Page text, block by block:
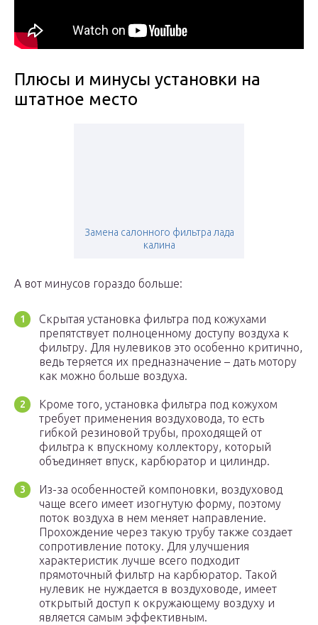
Плюсы и минусы установки на
штатное место
Замена салонного фильтра лада
калина
А вот минусов гораздо больше:
Скрытая установка фильтра под кожухами
препятствует полноценному доступу воздуха к
фильтру. Для нулевиков это особенно критично,
ведь теряется их предназначение – дать мотору
как можно больше воздуха.
Кроме того, установка фильтра под кожухом
требует применения воздуховода, то есть
гибкой резиновой трубы, проходящей от
фильтра к впускному коллектору, который
объединяет впуск, карбюратор и цилиндр.
Из-за особенностей компоновки, воздуховод
чаще всего имеет изогнутую форму, поэтому
поток воздуха в нем меняет направление.
Прохождение через такую трубу также создает
сопротивление потоку. Для улучшения
характеристик лучше всего подходит
прямоточный фильтр на карбюратор. Такой
нулевик не нуждается в воздуховоде, имеет
открытый доступ к окружающему воздуху и
является самым эффективным.